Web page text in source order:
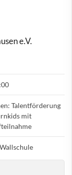
e.V.
Talentförderung
mit